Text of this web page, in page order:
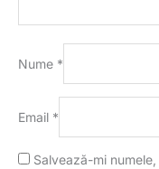
Nume *
Email *
Salvează-mi